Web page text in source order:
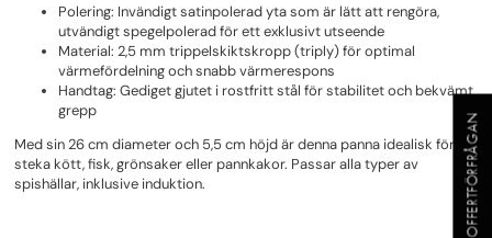
Polering: Invändigt satinpolerad yta som är lätt att rengöra,
utvändigt spegelpolerad för ett exklusivt utseende
Material: 2,5 mm trippelskiktskropp (triply) för optimal
värmefördelning och snabb värmerespons
Handtag: Gediget gjutet i rostfritt stål för stabilitet och bekvämt
grepp
Med sin 26 cm diameter och 5,5 cm höjd är denna panna idealisk för att
steka kött, fisk, grönsaker eller pannkakor. Passar alla typer av
spishällar, inklusive induktion.
OFFERTFÖRFRÅGAN